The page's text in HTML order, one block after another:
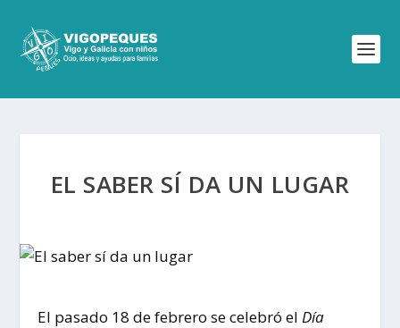
EL SABER SÍ DA UN LUGAR
El pasado 18 de febrero se celebró elDía